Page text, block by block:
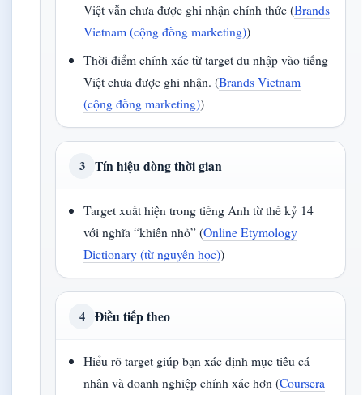
Việt vẫn chưa được ghi nhận chính thức (Brands
Vietnam (cộng đồng marketing))
Thời điểm chính xác từ target du nhập vào tiếng
Việt chưa được ghi nhận. (Brands Vietnam
(cộng đồng marketing))
3 Tín hiệu dòng thời gian
Target xuất hiện trong tiếng Anh từ thế kỷ 14
với nghĩa “khiên nhỏ” (Online Etymology
Dictionary (từ nguyên học))
4 Điều tiếp theo
Hiểu rõ target giúp bạn xác định mục tiêu cá
nhân và doanh nghiệp chính xác hơn (Coursera